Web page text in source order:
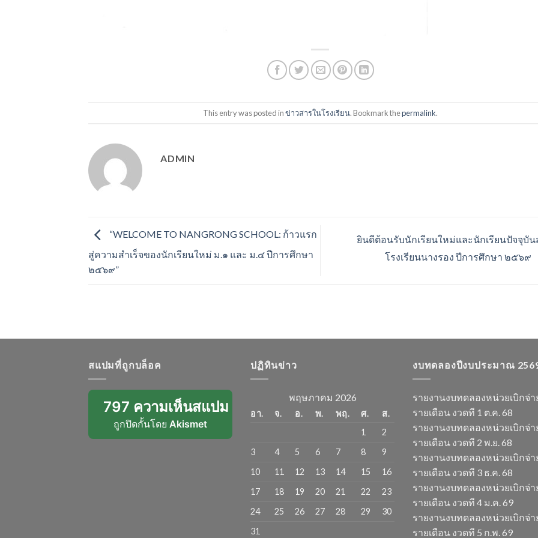
This entry was posted inข่าวสารในโรงเรียน. Bookmark thepermalink.
ADMIN
“WELCOME TO NANGRONG SCHOOL: ก้าวแรก
สู่ความสำเร็จของนักเรียนใหม่ ม.๑ และ ม.๔ ปีการศึกษา
๒๕๖๙”
ยินดีต้อนรับนักเรียนใหม่และนักเรียนปัจจุบัน
โรงเรียนนางรอง ปีการศึกษา ๒๕๖๙
สแปมที่ถูกบล็อค
797 ความเห็นสแปม
ถูกปิดกั้นโดย Akismet
ปฏิทินข่าว
พฤษภาคม 2026
อา. จ. อ. พ. พฤ. ศ.
ส.
1
2
3
4 5 6 7 8
9
10
11 12 13 14 15
16
17
18 19 20 21 22
23
24
25 26 27 28 29
30
31
งบทดลองปีงบประมาณ
รายงานงบทดลองหน่วยเบิกจ่า
รายเดือน งวดที 1 ต.ค. 68
รายงานงบทดลองหน่วยเบิกจ่า
รายเดือน งวดที 2 พ.ย. 68
รายงานงบทดลองหน่วยเบิกจ่า
รายเดือน งวดที 3 ธ.ค. 68
รายงานงบทดลองหน่วยเบิกจ่า
รายเดือน งวดที 4 ม.ค. 69
รายงานงบทดลองหน่วยเบิกจ่า
รายเดือน งวดที 5 ก.พ. 69